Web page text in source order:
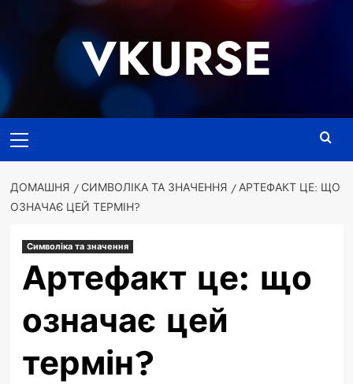
VKURSE
меню
ДОМАШНЯ СИМВОЛІКА ТА ЗНАЧЕННЯ
АРТЕФАКТ ЦЕ: ЩО
ОЗНАЧАЄ ЦЕЙ ТЕРМІН?
Символіка та значення
Артефакт це: що
означає цей
термін?